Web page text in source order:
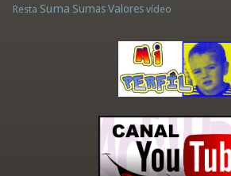
Resta Suma Sumas Valores vídeo